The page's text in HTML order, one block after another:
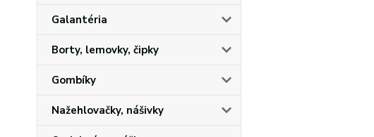
Galantéria
Borty, lemovky, čipky
Gombíky
Nažehlovačky, nášivky